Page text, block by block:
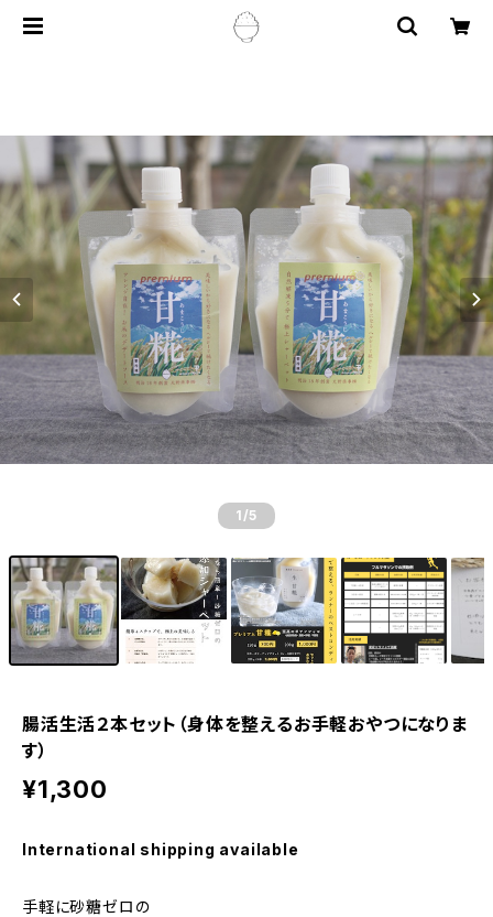
1 /5
腸活生活２本セット（身体を整えるお手軽おやつになりま
す）
¥1,300
International shipping available
手軽に砂糖ゼロの